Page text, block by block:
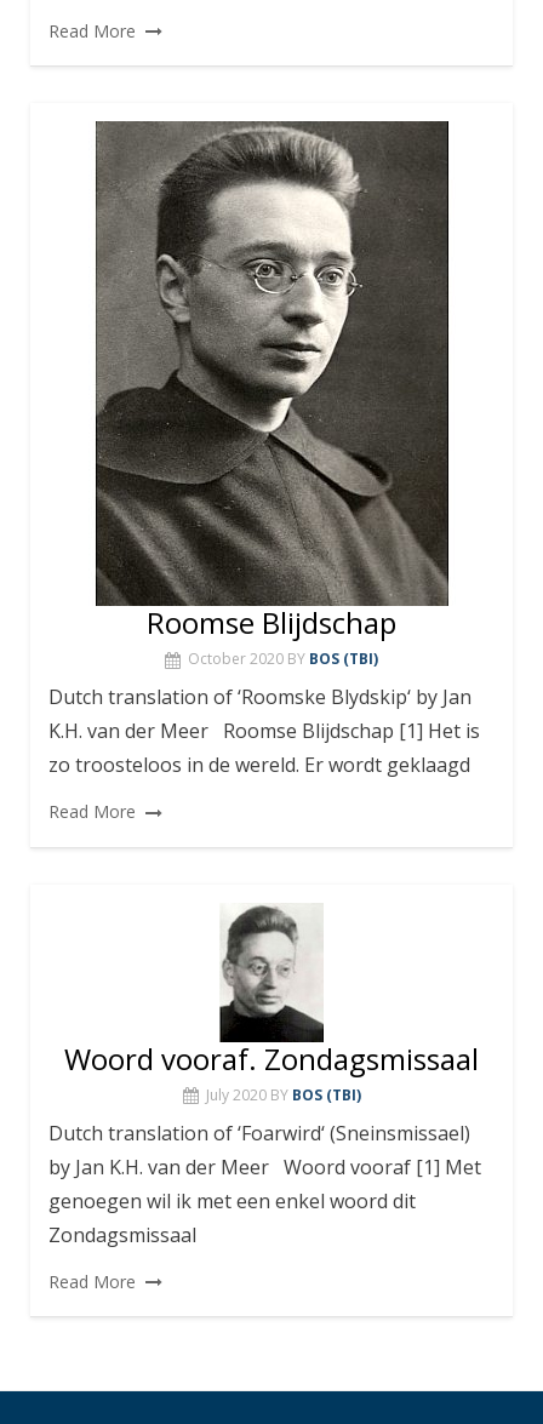
Read More
Roomse Blijdschap
October 2020 BY BOS (TBI)
Dutch translation of ‘Roomske Blydskip‘ by Jan
K.H. van der Meer Roomse Blijdschap [1] Het is
zo troosteloos in de wereld. Er wordt geklaagd
Read More
Woord vooraf. Zondagsmissaal
July 2020 BY BOS (TBI)
Dutch translation of ‘Foarwird‘ (Sneinsmissael)
by Jan K.H. van der Meer Woord vooraf [1] Met
genoegen wil ik met een enkel woord dit
Zondagsmissaal
Read More